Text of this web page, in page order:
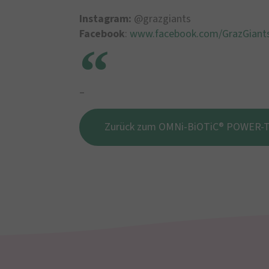
Instagram: @grazgiants
Facebook: www.facebook.com/
–
Zurück zum OMNi-BiOTiC® POWER-